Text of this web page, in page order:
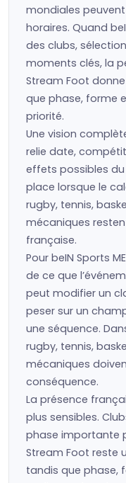
mondiales
horaires. Quand
des clubs,
moments clés, la
Stream Foot
que phase, forme
priorité.
Une vision
relie date,
effets possibles
place lorsque le
rugby, tennis,
mécaniques
française.
Pour beIN Sports
de ce que
peut modifier un
peser sur un
une séquence.
rugby, tennis,
mécaniques
conséquence.
La présence
plus sensibles.
phase importante
Stream Foot reste
tandis que phase,